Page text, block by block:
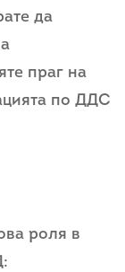
да
праг на
по ДДС
роля в